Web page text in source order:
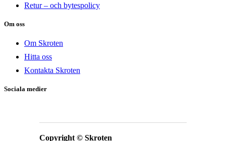
Retur – och bytespolicy
Om oss
Om Skroten
Hitta oss
Kontakta Skroten
Sociala medier
Copyright © Skroten